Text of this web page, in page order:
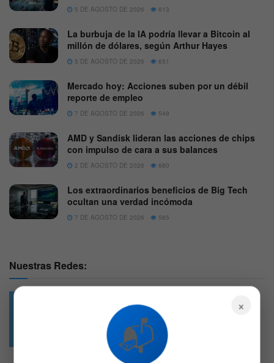
5 DE AGOSTO DE 2026 613
La burbuja de la IA podría llevar a Bitcoin al
millón de dólares, según Arthur Hayes
5 DE AGOSTO DE 2026 651
Mercado hoy: Acciones suben por un débil
reporte de empleo
7 DE AGOSTO DE 2026 549
AMD y Sandisk lideran las acciones de chips
con impulso de cara a sus balances
2 DE AGOSTO DE 2026 680
Los extraordinarios beneficios de Big Tech
ocultan una verdad incómoda
7 DE AGOSTO DE 2026 565
Nuestras Redes:
4.7k
Followers
×
📬